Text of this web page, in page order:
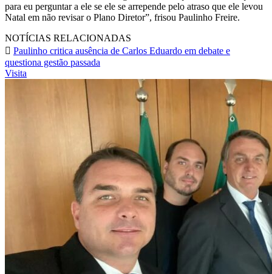
para eu perguntar a ele se ele se arrepende pelo atraso que ele levou
Natal em não revisar o Plano Diretor”, frisou Paulinho Freire.
NOTÍCIAS RELACIONADAS
Paulinho critica ausência de Carlos Eduardo em debate e
questiona gestão passada
Visita